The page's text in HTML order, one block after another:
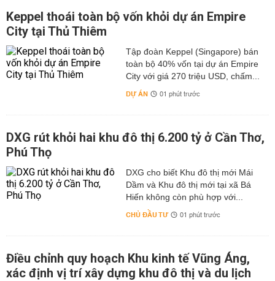
Keppel thoái toàn bộ vốn khỏi dự án Empire
City tại Thủ Thiêm
Tập đoàn Keppel (Singapore) bán
toàn bộ 40% vốn tại dự án Empire
City với giá 270 triệu USD, chấm...
DỰ ÁN 01 phút trước
DXG rút khỏi hai khu đô thị 6.200 tỷ ở Cần Thơ,
Phú Thọ
DXG cho biết Khu đô thị mới Mái
Dầm và Khu đô thị mới tại xã Bá
Hiến không còn phù hợp với...
CHỦ ĐẦU TƯ 01 phút trước
Điều chỉnh quy hoạch Khu kinh tế Vũng Áng,
xác định vị trí xây dựng khu đô thị và du lịch